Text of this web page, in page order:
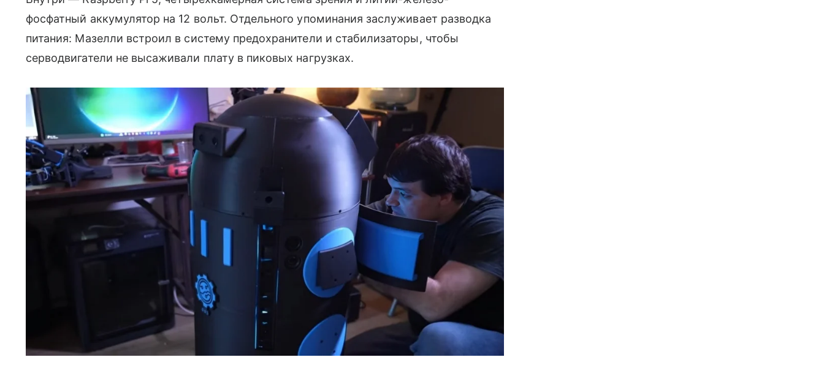
фосфатный аккумулятор на 12 вольт. Отдельного упоминания заслуживает разводка
питания: Мазелли встроил в систему предохранители и стабилизаторы, чтобы
серводвигатели не высаживали плату в пиковых нагрузках.